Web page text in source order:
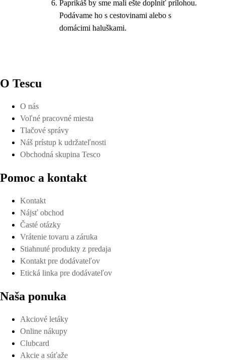
Paprikáš by sme mali ešte doplniť prílohou.
Podávame ho s cestovinami alebo s
domácimi haluškami.
O Tescu
O nás
Voľné pracovné miesta
Tlačové správy
Náš prístup k udržateľnosti
Obchodná skupina Tesco
Pomoc a kontakt
Kontakt
Nájsť obchod
Časté otázky
Vrátenie tovaru a záruka
Stiahnuté produkty z predaja
Kontakt pre dodávateľov
Etická linka pre dodávateľov
Naša ponuka
Akciové letáky
Online nákupy
Clubcard
Akcie a súťaže